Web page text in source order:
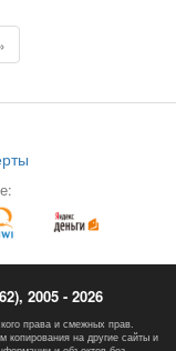
2005 - 2026
права и смежных прав.
копирования на другие сайты и